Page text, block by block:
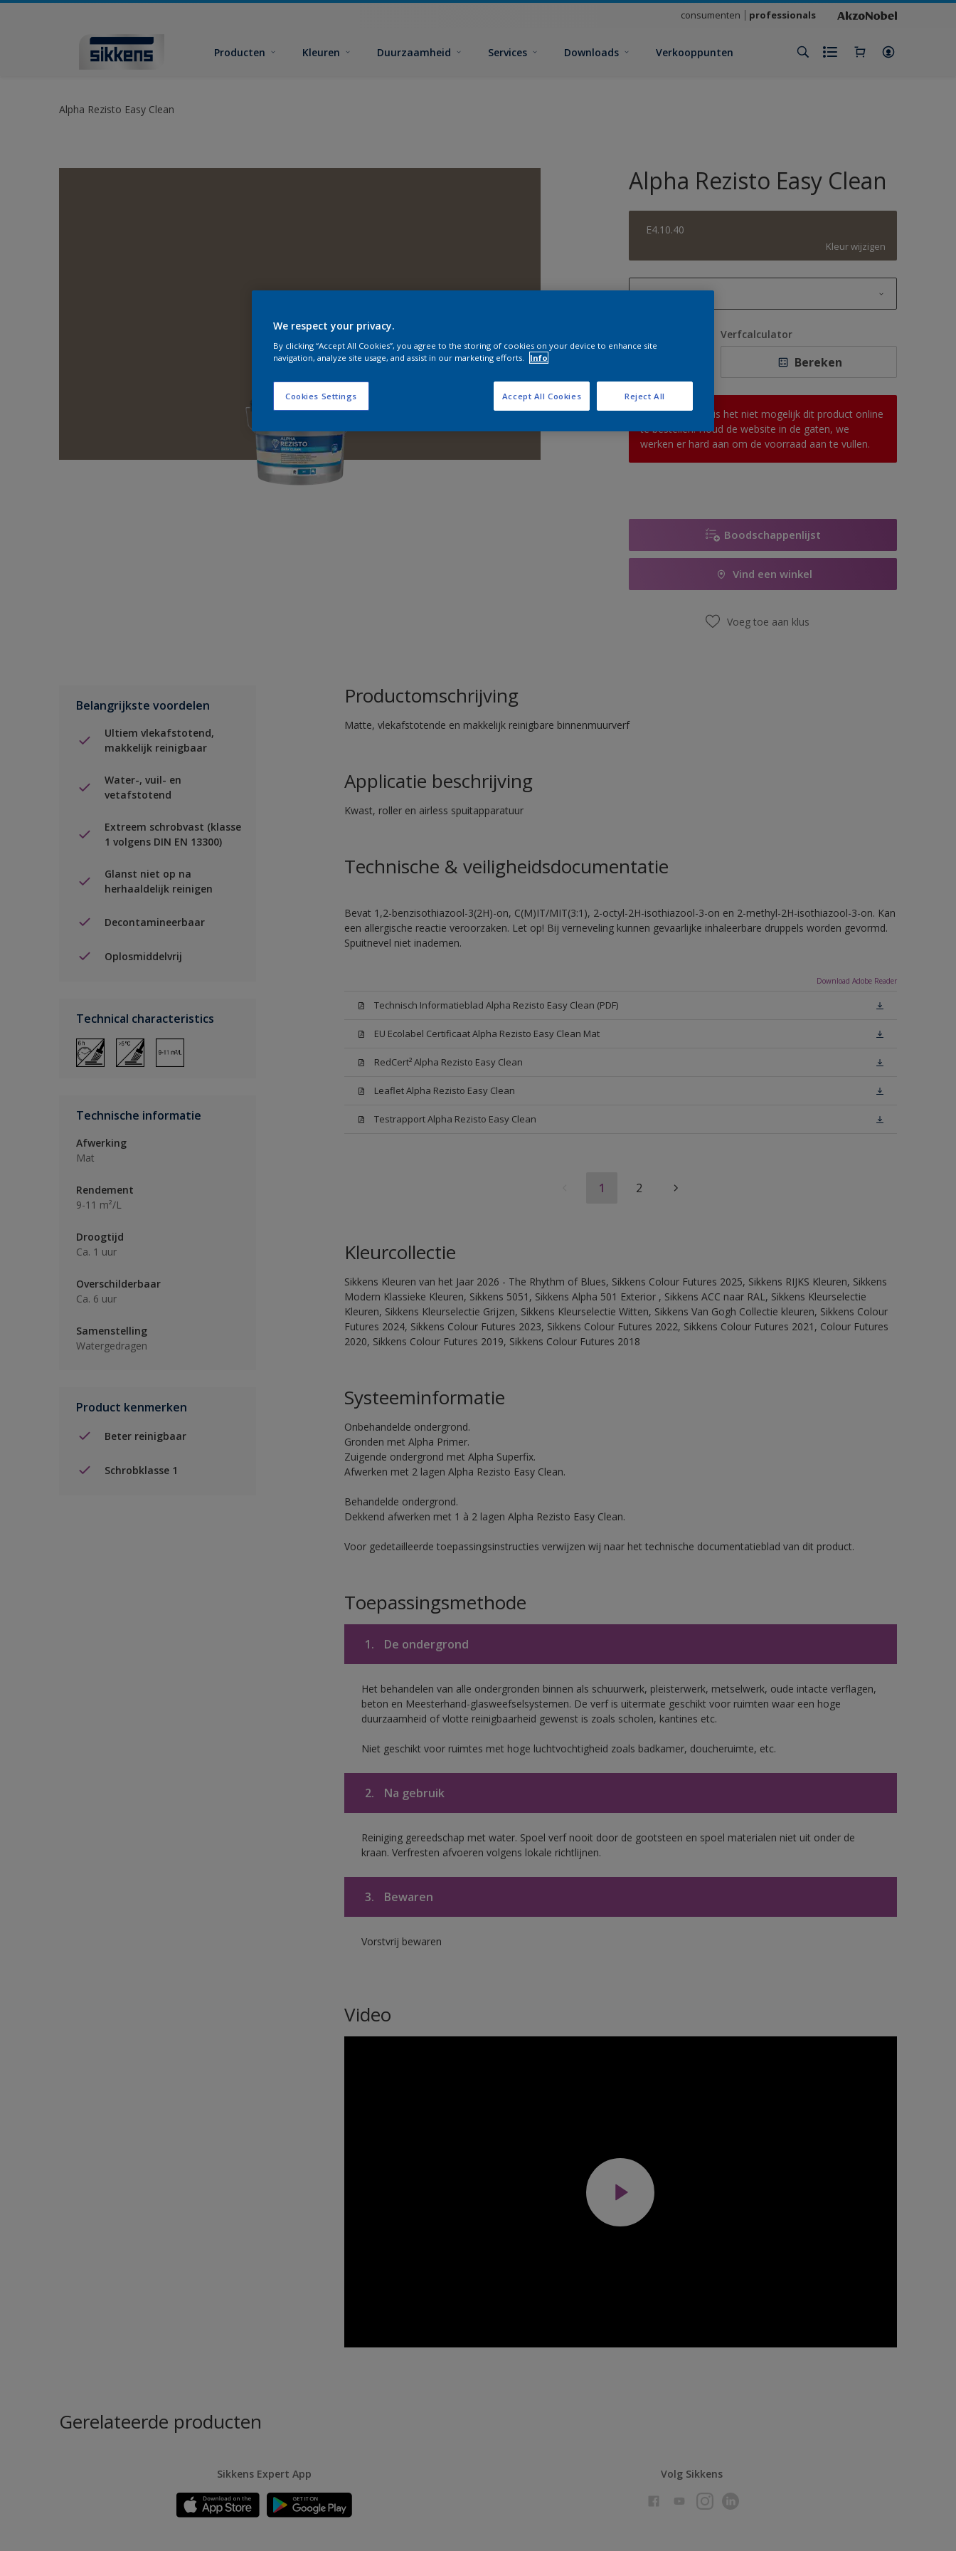
consumenten professionals
Producten Kleuren Duurzaamheid Services Downloads Verkooppunten
Alpha Rezisto Easy Clean
Alpha Rezisto Easy Clean
E4.10.40
Kleur wijzigen
1 L
2,5 L
10 L
Verfcalculator
Bereken
Op dit moment is het niet mogelijk dit product online
te bestellen. Houd de website in de gaten, we
werken er hard aan om de voorraad aan te vullen.
Boodschappenlijst
Vind een winkel
Voeg toe aan klus
Belangrijkste voordelen
Ultiem vlekafstotend,
makkelijk reinigbaar
Water-, vuil- en
vetafstotend
Extreem schrobvast (klasse
1 volgens DIN EN 13300)
Glanst niet op na
herhaaldelijk reinigen
Decontamineerbaar
Oplosmiddelvrij
Technical characteristics
Technische informatie
Afwerking
Mat
Rendement
9-11 m²/L
Droogtijd
Ca. 1 uur
Overschilderbaar
Ca. 6 uur
Samenstelling
Watergedragen
Product kenmerken
Beter reinigbaar
Schrobklasse 1
Productomschrijving
Matte, vlekafstotende en makkelijk reinigbare binnenmuurverf
Applicatie beschrijving
Kwast, roller en airless spuitapparatuur
Technische & veiligheidsdocumentatie
Bevat 1,2-benzisothiazool-3(2H)-on, C(M)IT/MIT(3:1), 2-octyl-2H-isothiazool-3-on en 2-methyl-2H-isothiazool-3-on. Kan
een allergische reactie veroorzaken. Let op! Bij verneveling kunnen gevaarlijke inhaleerbare druppels worden gevormd.
Spuitnevel niet inademen.
Download Adobe Reader
Technisch Informatieblad Alpha Rezisto Easy Clean (PDF)
EU Ecolabel Certificaat Alpha Rezisto Easy Clean Mat
RedCert² Alpha Rezisto Easy Clean
Leaflet Alpha Rezisto Easy Clean
Testrapport Alpha Rezisto Easy Clean
1 2
Kleurcollectie
Sikkens Kleuren van het Jaar 2026 - The Rhythm of Blues, Sikkens Colour Futures 2025, Sikkens RIJKS Kleuren, Sikkens
Modern Klassieke Kleuren, Sikkens 5051, Sikkens Alpha 501 Exterior , Sikkens ACC naar RAL, Sikkens Kleurselectie
Kleuren, Sikkens Kleurselectie Grijzen, Sikkens Kleurselectie Witten, Sikkens Van Gogh Collectie kleuren, Sikkens Colour
Futures 2024, Sikkens Colour Futures 2023, Sikkens Colour Futures 2022, Sikkens Colour Futures 2021, Colour Futures
2020, Sikkens Colour Futures 2019, Sikkens Colour Futures 2018
Systeeminformatie
Onbehandelde ondergrond.
Gronden met Alpha Primer.
Zuigende ondergrond met Alpha Superfix.
Afwerken met 2 lagen Alpha Rezisto Easy Clean.
Behandelde ondergrond.
Dekkend afwerken met 1 à 2 lagen Alpha Rezisto Easy Clean.
Voor gedetailleerde toepassingsinstructies verwijzen wij naar het technische documentatieblad van dit product.
Toepassingsmethode
1. De ondergrond
Het behandelen van alle ondergronden binnen als schuurwerk, pleisterwerk, metselwerk, oude intacte verflagen,
beton en Meesterhand-glasweefselsystemen. De verf is uitermate geschikt voor ruimten waar een hoge
duurzaamheid of vlotte reinigbaarheid gewenst is zoals scholen, kantines etc.
Niet geschikt voor ruimtes met hoge luchtvochtigheid zoals badkamer, doucheruimte, etc.
2. Na gebruik
Reiniging gereedschap met water. Spoel verf nooit door de gootsteen en spoel materialen niet uit onder de
kraan. Verfresten afvoeren volgens lokale richtlijnen.
3. Bewaren
Vorstvrij bewaren
Video
Gerelateerde producten
Sikkens Expert App Volg Sikkens
We respect your privacy.
By clicking “Accept All Cookies”, you agree to the storing of cookies on your device to enhance site
navigation, analyze site usage, and assist in our marketing efforts.
Info
Cookies Settings Reject All
Accept All Cookies